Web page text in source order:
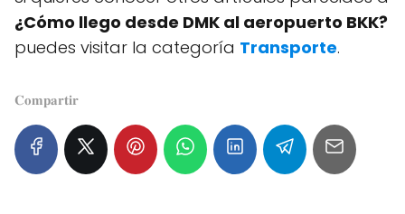
¿Cómo llego desde DMK al aeropuerto BKK?
puedes visitar la categoría Transporte.
𝐂𝐨𝐦𝐩𝐚𝐫𝐭𝐢𝐫